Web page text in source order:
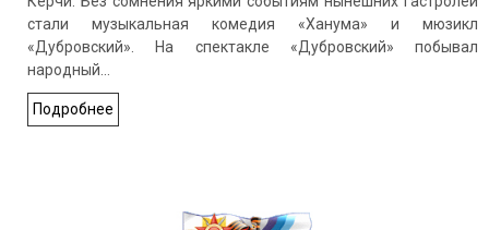
стали музыкальная комедия «Ханума» и мюзикл
«Дубровский». На спектакле «Дубровский» побывал
народный…
Подробнее